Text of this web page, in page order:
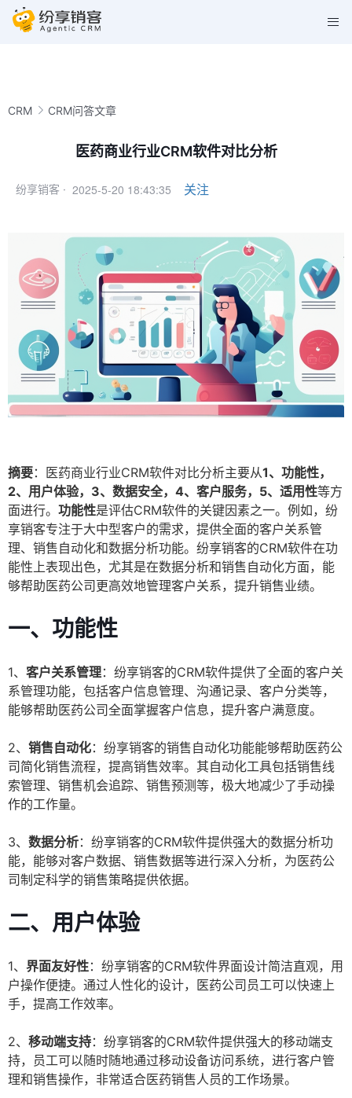
CRM CRM问答文章
医药商业行业CRM软件对比分析
纷享销客 · 2025-5-20 18:43:35 关注
摘要：医药商业行业CRM软件对比分析主要从1、功能性，
2、用户体验，3、数据安全，4、客户服务，5、适用性等方
面进行。 功能性是评估CRM软件的关键因素之一。例如，纷
享销客专注于大中型客户的需求，提供全面的客户关系管
理、销售自动化和数据分析功能。纷享销客的CRM软件在功
能性上表现出色，尤其是在数据分析和销售自动化方面，能
够帮助医药公司更高效地管理客户关系，提升销售业绩。
一、功能性
1、 客户关系管理：纷享销客的CRM软件提供了全面的客户关
系管理功能，包括客户信息管理、沟通记录、客户分类等，
能够帮助医药公司全面掌握客户信息，提升客户满意度。
2、 销售自动化：纷享销客的销售自动化功能能够帮助医药公
司简化销售流程，提高销售效率。其自动化工具包括销售线
索管理、销售机会追踪、销售预测等，极大地减少了手动操
作的工作量。
3、 数据分析：纷享销客的CRM软件提供强大的数据分析功
能，能够对客户数据、销售数据等进行深入分析，为医药公
司制定科学的销售策略提供依据。
二、用户体验
1、 界面友好性：纷享销客的CRM软件界面设计简洁直观，用
户操作便捷。通过人性化的设计，医药公司员工可以快速上
手，提高工作效率。
2、 移动端支持：纷享销客的CRM软件提供强大的移动端支
持，员工可以随时随地通过移动设备访问系统，进行客户管
理和销售操作，非常适合医药销售人员的工作场景。